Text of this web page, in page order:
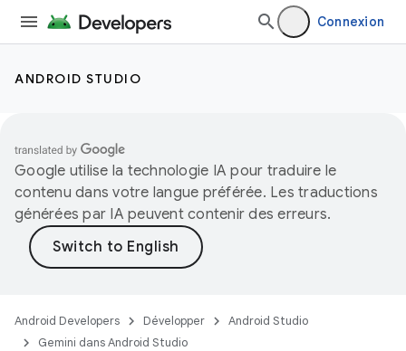
Connexion
ANDROID STUDIO
Google utilise la technologie IA pour traduire le
contenu dans votre langue préférée. Les traductions
générées par IA peuvent contenir des erreurs.
Android Developers Développer
Android Studio
Gemini dans Android Studio